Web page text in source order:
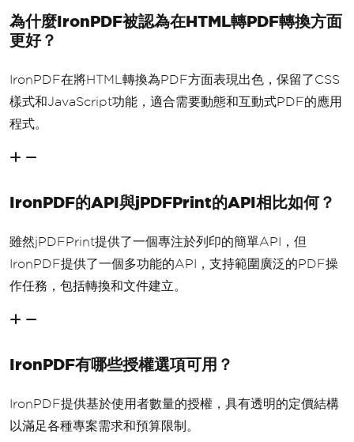
為什麼IronPDF被認為在HTML轉PDF轉換方面
更好？
IronPDF在將HTML轉換為PDF方面表現出色，保留了CSS
樣式和JavaScript功能，適合需要動態和互動式PDF的應用
程式。
IronPDF的API與jPDFPrint的API相比如何？
雖然jPDFPrint提供了一個專注於列印的簡單API，但
IronPDF提供了一個多功能的API，支持範圍廣泛的PDF操
作任務，包括轉換和文件建立。
IronPDF有哪些授權選項可用？
IronPDF提供基於使用者數量的授權，具有透明的定價結構
以滿足各種專案需求和預算限制。